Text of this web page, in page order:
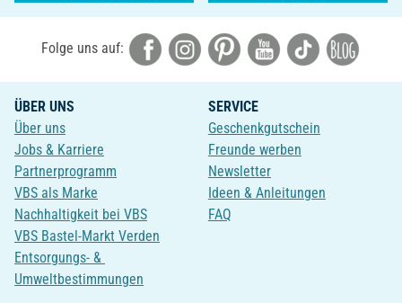
Folge uns auf:
ÜBER UNS
Über uns
Jobs & Karriere
Partnerprogramm
VBS als Marke
Nachhaltigkeit bei VBS
VBS Bastel-Markt Verden
Entsorgungs- &
Umweltbestimmungen
SERVICE
Geschenkgutschein
Freunde werben
Newsletter
Ideen & Anleitungen
FAQ